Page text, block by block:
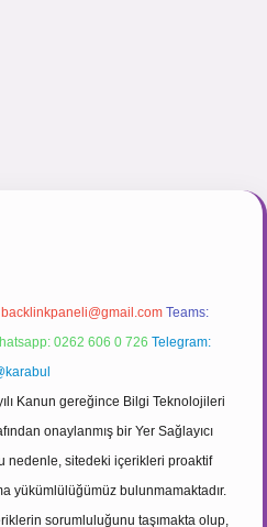
backlinkpaneli@gmail.com Teams:
0262 606 0 726 Telegram:
Kanun gereğince Bilgi Teknolojileri
onaylanmış bir Yer Sağlayıcı
nedenle, sitedeki içerikleri proaktif
yükümlülüğümüz bulunmamaktadır.
sorumluluğunu taşımakta olup,